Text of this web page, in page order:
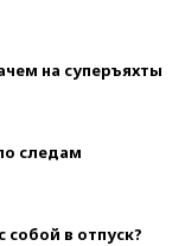
на суперъяхты
следам
в отпуск?